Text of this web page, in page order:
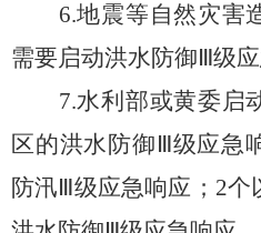
6.地震等自然灾害
需要启动洪水防御
级
7.水利部或黄委启
区的洪水防御
级应急
防汛
级应急响应 ； 2个